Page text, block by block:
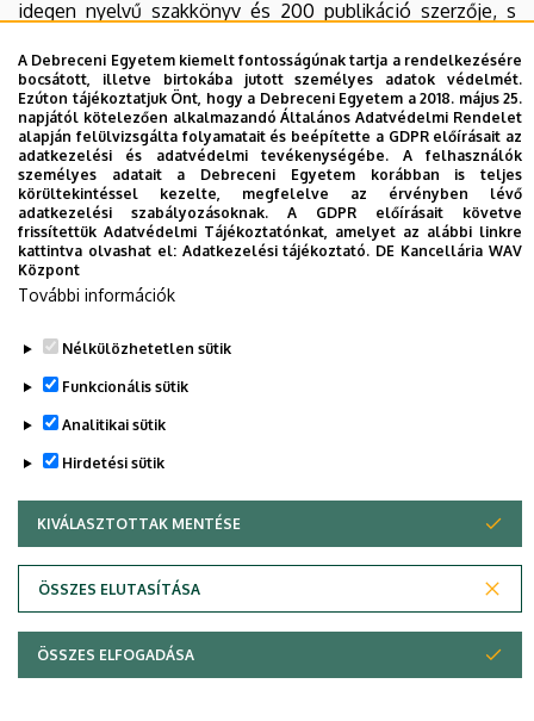
idegen nyelvű szakkönyv és 200 publikáció szerzője, s
Közvetlen tanítványainak száma meghaladja a százat,
közöttük akadémikussal és tudományok doktoraival is.
Munkássága alapján 1990-ben a World Aquaculture
Society tiszteletbeli örökös tagjává választották, s a
stockholmi Innovation for Development Association első
halászati díjazottja lett. A magyar hidrobiológia és
haltenyésztés érdekében itthon és külföldön kifejtett
tevékenységének elismeréséül 1993-ban Széchenyi-díjban
részesült.
Adatvédelem
A Debreceni Egyetem kiemelt fontosságúnak tartja a rendelkezésére
bocsátott, illetve birtokába jutott személyes adatok védelmét.
Ezúton tájékoztatjuk Önt, hogy a Debreceni Egyetem a 2018. május 25.
napjától kötelezően alkalmazandó Általános Adatvédelmi Rendelet
alapján felülvizsgálta folyamatait és beépítette a GDPR előírásait az
adatkezelési és adatvédelmi tevékenységébe. A felhasználók
személyes adatait a Debreceni Egyetem korábban is teljes
körültekintéssel kezelte, megfelelve az érvényben lévő
adatkezelési szabályozásoknak. A GDPR előírásait követve
frissítettük Adatvédelmi Tájékoztatónkat, amelyet az alábbi linkre
kattintva olvashat el: Adatkezelési tájékoztató. DE Kancellária WAV
Központ
További információk
Nélkülözhetetlen sütik
Funkcionális sütik
Analitikai sütik
Hirdetési sütik
KIVÁLASZTOTTAK MENTÉSE
ÖSSZES ELUTASÍTÁSA
WITHDRAW CONSENT
ÖSSZES ELFOGADÁSA